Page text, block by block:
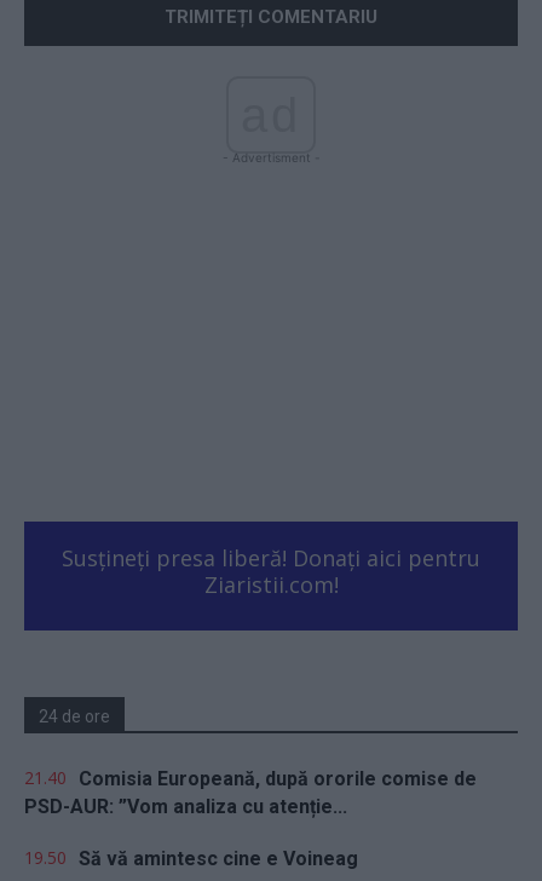
- Advertisment -
Susțineți presa liberă! Donați aici pentru
Ziaristii.com!
24 de ore
21.40
Comisia Europeană, după ororile comise de
PSD-AUR: ”Vom analiza cu atenție...
19.50 Să vă amintesc cine e Voineag